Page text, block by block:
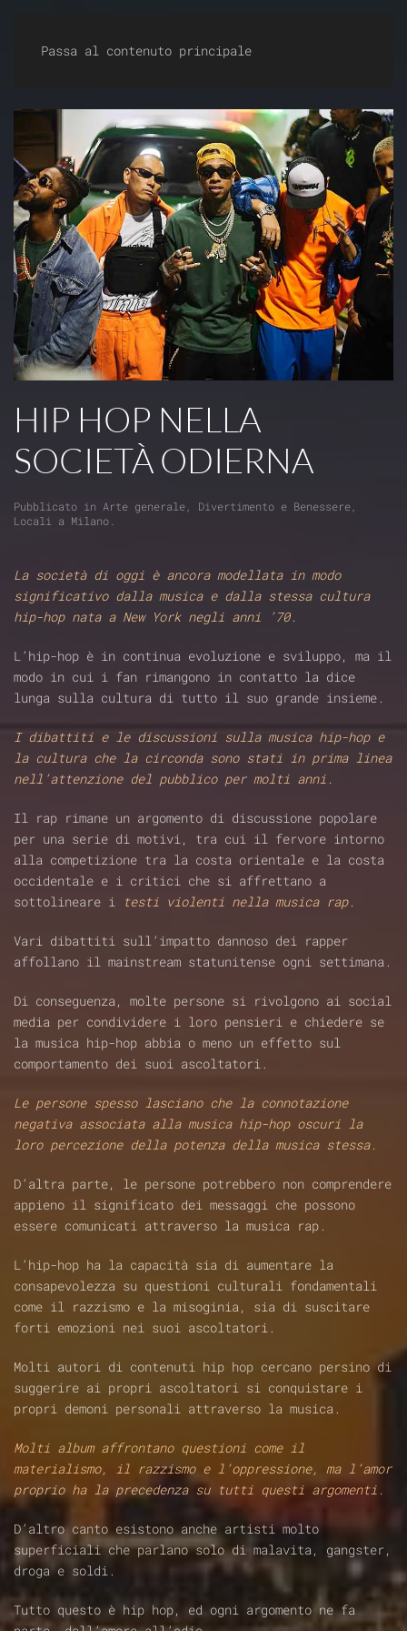
Passa al contenuto principale
HIP HOP NELLA
SOCIETÀ ODIERNA
Pubblicato in Arte generale, Divertimento e Benessere,
Locali a Milano.
La società di oggi è ancora modellata in modo
significativo dalla musica e dalla stessa cultura
hip-hop nata a New York negli anni ’70.
L’hip-hop è in continua evoluzione e sviluppo, ma il
modo in cui i fan rimangono in contatto la dice
lunga sulla cultura di tutto il suo grande insieme.
I dibattiti e le discussioni sulla musica hip-hop e
la cultura che la circonda sono stati in prima linea
nell’attenzione del pubblico per molti anni.
Il rap rimane un argomento di discussione popolare
per una serie di motivi, tra cui il fervore intorno
alla competizione tra la costa orientale e la costa
occidentale e i critici che si affrettano a
sottolineare i testi violenti nella musica rap.
Vari dibattiti sull’impatto dannoso dei rapper
affollano il mainstream statunitense ogni settimana.
Di conseguenza, molte persone si rivolgono ai social
media per condividere i loro pensieri e chiedere se
la musica hip-hop abbia o meno un effetto sul
comportamento dei suoi ascoltatori.
Le persone spesso lasciano che la connotazione
negativa associata alla musica hip-hop oscuri la
loro percezione della potenza della musica stessa.
D’altra parte, le persone potrebbero non comprendere
appieno il significato dei messaggi che possono
essere comunicati attraverso la musica rap.
L’hip-hop ha la capacità sia di aumentare la
consapevolezza su questioni culturali fondamentali
come il razzismo e la misoginia, sia di suscitare
forti emozioni nei suoi ascoltatori.
Molti autori di contenuti hip hop cercano persino di
suggerire ai propri ascoltatori si conquistare i
propri demoni personali attraverso la musica.
Molti album affrontano questioni come il
materialismo, il razzismo e l’oppressione, ma l’amor
proprio ha la precedenza su tutti questi argomenti.
D’altro canto esistono anche artisti molto
superficiali che parlano solo di malavita, gangster,
droga e soldi.
Tutto questo è hip hop, ed ogni argomento ne fa